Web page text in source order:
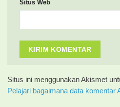
Situs Web
Situs ini menggunakan Akismet
Pelajari bagaimana data komentar